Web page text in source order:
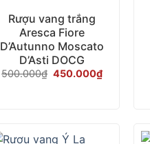
Rượu vang trắng
Aresca Fiore
D’Autunno Moscato
D’Asti DOCG
500.000₫ Giá
450.000₫Giá